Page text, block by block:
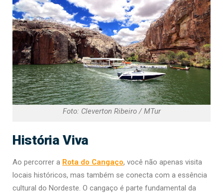
Foto: Cleverton Ribeiro / MTur
História Viva
Ao percorrer a Rota do Cangaço, você não apenas visita
locais históricos, mas também se conecta com a essência
cultural do Nordeste. O cangaço é parte fundamental da